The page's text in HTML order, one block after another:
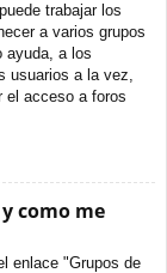
trabajar los
a varios grupos
ayuda, a los
usuarios a la vez,
el acceso a foros
como me
enlace "Grupos de